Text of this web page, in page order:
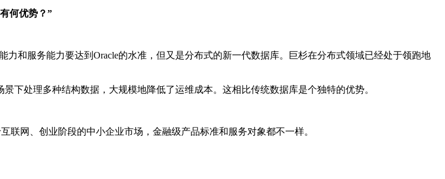
何优势？”
力和服务能力要达到Oracle的水准，但又是分布式的新一代数据库。巨杉在分布式领域已经处于领跑地
下处理多种结构数据，大规模地降低了运维成本。这相比传统数据库是个独特的优势。
网、创业阶段的中小企业市场，金融级产品标准和服务对象都不一样。